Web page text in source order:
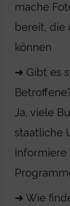
mache
bereit, die
können
➜ Gibt es
Ja, viele
staatliche
➜ Wie